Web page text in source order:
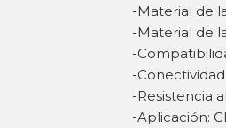
-Material de
-Material de
-
-
-Resistencia
-Aplicación: